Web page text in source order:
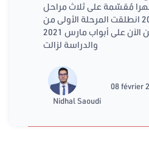
على 12 شهرا مُقسّمة على ثلاث مراحل
فنيّة.بتاريخ 25 مارس 2019 انطلقت المرحلة الأولى من
الدراسة التمهيديّة. ونحن الآن على أبواب مارس 2021
والدراسة لزالت
Nidhal Saoudi
08 février